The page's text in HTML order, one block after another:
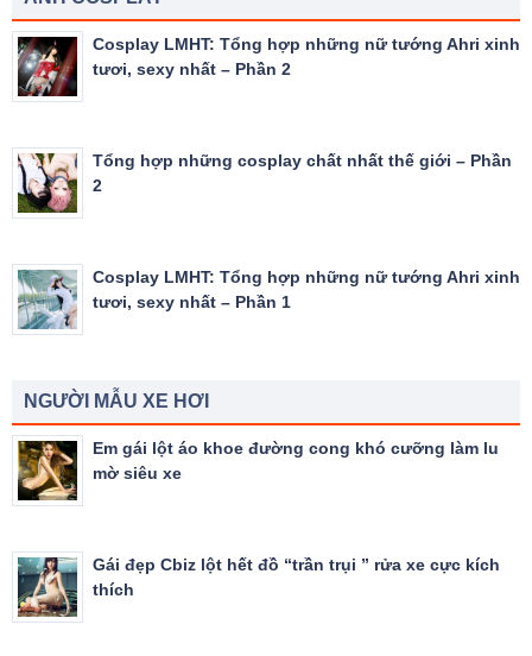
Cosplay LMHT: Tổng hợp những nữ tướng Ahri xinh
tươi, sexy nhất – Phần 2
Tổng hợp những cosplay chất nhất thế giới – Phần
2
Cosplay LMHT: Tổng hợp những nữ tướng Ahri xinh
tươi, sexy nhất – Phần 1
NGƯỜI MẪU XE HƠI
Em gái lột áo khoe đường cong khó cưỡng làm lu
mờ siêu xe
Gái đẹp Cbiz lột hết đồ “trần trụi ” rửa xe cực kích
thích